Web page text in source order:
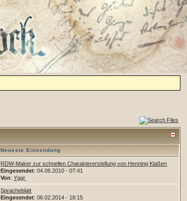
Neueste Einsendung
RDW-Maker zur schnellen Charaktererstellung von Henning Klaßen
Eingesendet: 04.06.2010 - 07:41
Von:Yggr
Spracheblatt
Eingesendet: 06.02.2014 - 18:15